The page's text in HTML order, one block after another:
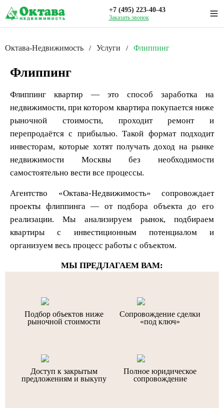
+7 (495) 223-40-43
Заказать звонок
Октава-Недвижимость / Услуги / Флиппинг
Флиппинг
Флиппинг квартир — это способ заработка на
недвижимости, при котором квартира покупается ниже
рыночной стоимости, проходит ремонт и
перепродаётся с прибылью. Такой формат подходит
инвесторам, которые хотят получать доход на рынке
недвижимости Москвы без необходимости
самостоятельно вести все процессы.
Агентство «Октава-Недвижимость» сопровождает
проекты флиппинга — от подбора объекта до его
реализации. Мы анализируем рынок, подбираем
квартиры с инвестиционным потенциалом и
организуем весь процесс работы с объектом.
МЫ ПРЕДЛАГАЕМ ВАМ:
Подбор объектов ниже
рыночной стоимости
Сопровождение сделки
«под ключ»
Доступ к закрытым
предложениям и выкупу
Полное юридическое
сопровождение